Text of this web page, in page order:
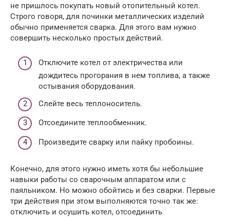
не пришлось покупать новый отопительный котел.
Строго говоря, для починки металлических изделий
обычно применяется сварка. Для этого вам нужно
совершить несколько простых действий.
Отключите котел от электричества или
дождитесь прогорания в нем топлива, а также
остывания оборудования.
Слейте весь теплоноситель.
Отсоедините теплообменник.
Произведите сварку или пайку пробоины.
Конечно, для этого нужно иметь хотя бы небольшие
навыки работы со сварочным аппаратом или с
паяльником. Но можно обойтись и без сварки. Первые
три действия при этом выполняются точно так же:
отключить и осушить котел, отсоединить